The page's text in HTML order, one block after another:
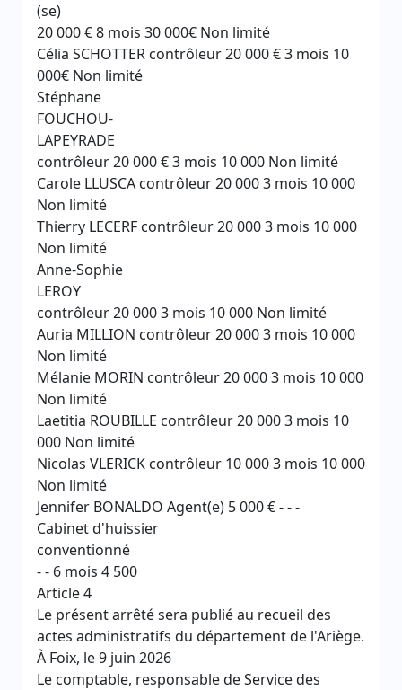
(se)
20 000 € 8 mois 30 000€ Non limité
Célia SCHOTTER contrôleur 20 000 € 3 mois 10
000€ Non limité
Stéphane
FOUCHOU-
LAPEYRADE
contrôleur 20 000 € 3 mois 10 000 Non limité
Carole LLUSCA contrôleur 20 000 3 mois 10 000
Non limité
Thierry LECERF contrôleur 20 000 3 mois 10 000
Non limité
Anne-Sophie
LEROY
contrôleur 20 000 3 mois 10 000 Non limité
Auria MILLION contrôleur 20 000 3 mois 10 000
Non limité
Mélanie MORIN contrôleur 20 000 3 mois 10 000
Non limité
Laetitia ROUBILLE contrôleur 20 000 3 mois 10
000 Non limité
Nicolas VLERICK contrôleur 10 000 3 mois 10 000
Non limité
Jennifer BONALDO Agent(e) 5 000 € - - -
Cabinet d'huissier
conventionné
- - 6 mois 4 500
Article 4
Le présent arrêté sera publié au recueil des
actes administratifs du département de l'Ariège.
À Foix, le 9 juin 2026
Le comptable, responsable de Service des